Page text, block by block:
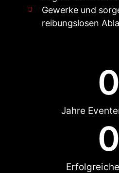
Gewerke und
reibungslosen
Jahre
0
0